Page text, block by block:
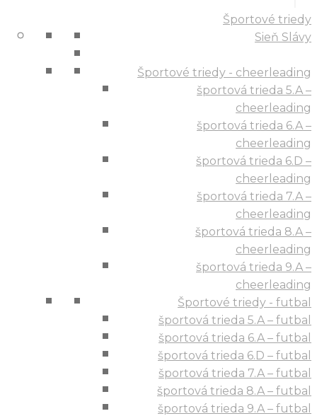
Športové triedy
Sieň Slávy
Športové triedy - cheerleading
športová trieda 5.A –
cheerleading
športová trieda 6.A –
cheerleading
športová trieda 6.D –
cheerleading
športová trieda 7.A –
cheerleading
športová trieda 8.A –
cheerleading
športová trieda 9.A –
cheerleading
Športové triedy - futbal
športová trieda 5.A – futbal
športová trieda 6.A – futbal
športová trieda 6.D – futbal
športová trieda 7.A – futbal
športová trieda 8.A – futbal
športová trieda 9.A – futbal